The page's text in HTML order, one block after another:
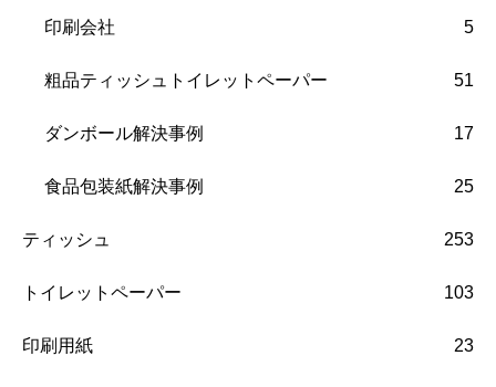
印刷会社 5
粗品ティッシュトイレットペーパー 51
ダンボール解決事例 17
食品包装紙解決事例 25
ティッシュ 253
トイレットペーパー 103
印刷用紙 23